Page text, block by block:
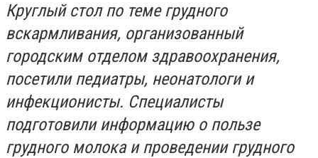
Круглый стол по теме грудного
вскармливания, организованный
городским отделом здравоохранения,
посетили педиатры, неонатологи и
инфекционисты. Специалисты
подготовили информацию о пользе
грудного молока и проведении грудного